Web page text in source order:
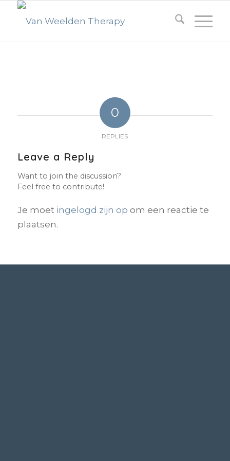
0
REPLIES
Leave a Reply
Want to join the discussion?
Feel free to contribute!
Je moet ingelogd zijn op om een reactie te
plaatsen.